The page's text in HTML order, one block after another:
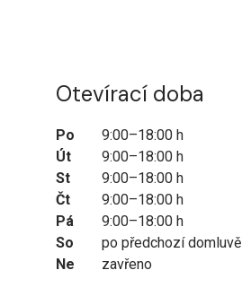
Otevírací doba
Po
9:00–18:00 h
Út
9:00–18:00 h
St
9:00–18:00 h
Čt
9:00–18:00 h
Pá
9:00–18:00 h
So
po předchozí domluvě
Ne
zavřeno